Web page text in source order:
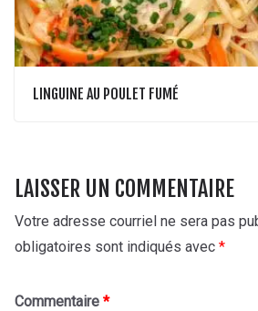
LINGUINE AU POULET FUMÉ
LAISSER UN COMMENTAIRE
Votre adresse courriel ne sera pas
obligatoires sont indiqués avec *
Commentaire *